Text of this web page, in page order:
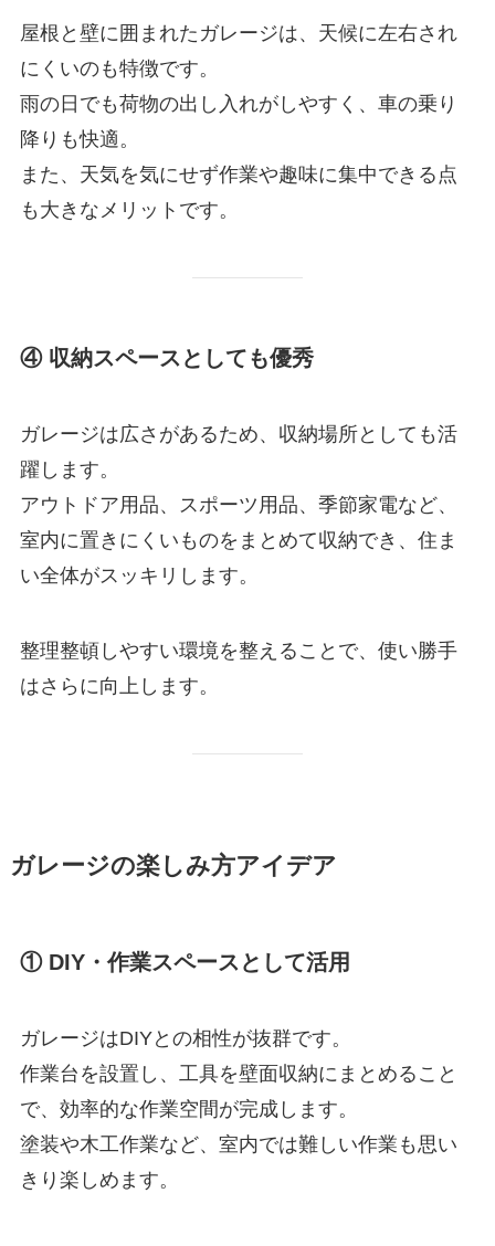
屋根と壁に囲まれたガレージは、天候に左右され
にくいのも特徴です。
雨の日でも荷物の出し入れがしやすく、車の乗り
降りも快適。
また、天気を気にせず作業や趣味に集中できる点
も大きなメリットです。
④ 収納スペースとしても優秀
ガレージは広さがあるため、収納場所としても活
躍します。
アウトドア用品、スポーツ用品、季節家電など、
室内に置きにくいものをまとめて収納でき、住ま
い全体がスッキリします。
整理整頓しやすい環境を整えることで、使い勝手
はさらに向上します。
ガレージの楽しみ方アイデア
① DIY・作業スペースとして活用
ガレージはDIYとの相性が抜群です。
作業台を設置し、工具を壁面収納にまとめること
で、効率的な作業空間が完成します。
塗装や木工作業など、室内では難しい作業も思い
きり楽しめます。